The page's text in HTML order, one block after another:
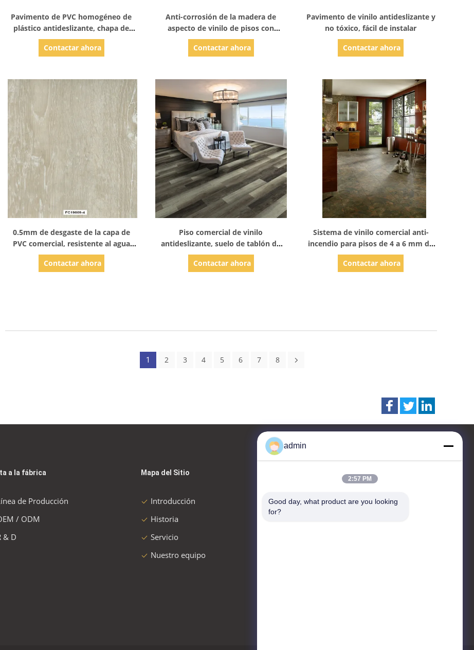
Pavimento de PVC homogéneo de
plástico antideslizante, chapa de
suelo de vinilo comercial
Contactar ahora
Anti-corrosión de la madera de
aspecto de vinilo de pisos con
madera / mármol / textura de
alfombra
Contactar ahora
Pavimento de vinilo antideslizante y
no tóxico, fácil de instalar
Contactar ahora
0.5mm de desgaste de la capa de
PVC comercial, resistente al agua
Industrial de PVC de pisos
Contactar ahora
Piso comercial de vinilo
antideslizante, suelo de tablón de
PVC de textura de madera
Contactar ahora
Sistema de vinilo comercial anti-
incendio para pisos de 4 a 6 mm de
espesor
Contactar ahora
1 2 3 4 5 6 7 8
a la fábrica
de Producción
/ ODM
& D
Mapa del Sitio
Introducción
Historia
Servicio
Nuestro equipo
Contactar Ahora
JIANGSU ESTY BUILDING
MATERIALS CO.,LTD
admin
2:57 PM
Good day, what product are you looking
for?